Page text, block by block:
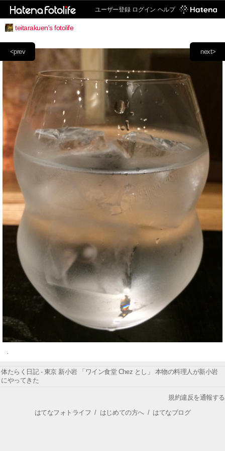
ユーザー登録 ログイン ヘルプ
teitarakuen's fotolife
next>
<prev
体たらく日記 - 東京 新小岩 「ワイン食堂 Chez とし」 本物の料理人が新小岩
にやってきた
規約違反を通報する
はてなフォトライフ / はじめての方へ/ はてなブログ